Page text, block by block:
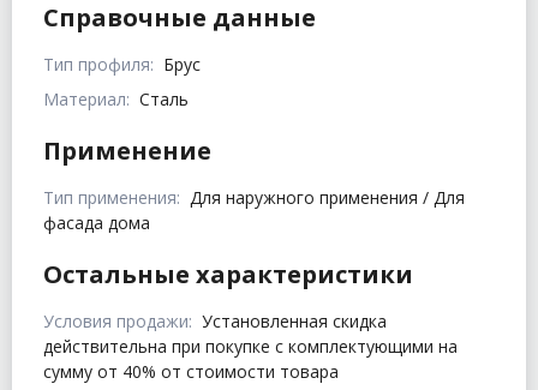
Справочные данные
Тип профиля: Брус
Материал: Сталь
Применение
Тип применения: Для наружного применения / Для
фасада дома
Остальные характеристики
Условия продажи: Установленная скидка
действительна при покупке с комплектующими на
сумму от 40% от стоимости товара